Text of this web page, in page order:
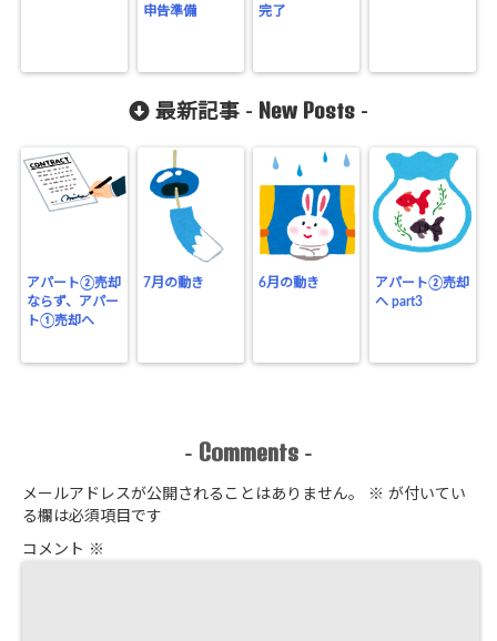
申告準備
完了
最新記事 - New Posts -
アパート②売却
ならず、アパー
ト①売却へ
7月の動き 6月の動き
アパート②売却
へ part3
- Comments -
メールアドレスが公開されることはありません。 ※ が付いてい
る欄は必須項目です
コメント ※